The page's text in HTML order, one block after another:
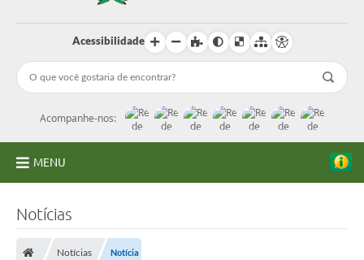
Acessibilidade
Acompanhe-nos:
MENU
Notícias
Notícias Notícia